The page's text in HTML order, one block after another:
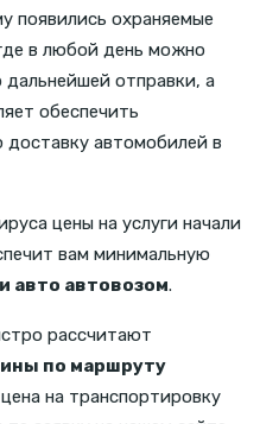
появились охраняемые
в любой день можно
отправки, а
обеспечить
автомобилей в
цены на услуги начали
вам минимальную
авто автовозом.
рассчитают
по маршруту
на транспортировку